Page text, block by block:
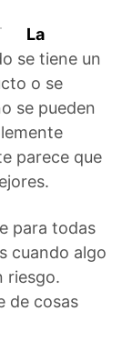
La
se tiene un
o se
se pueden
parece que
para todas
cuando algo
riesgo.
de cosas